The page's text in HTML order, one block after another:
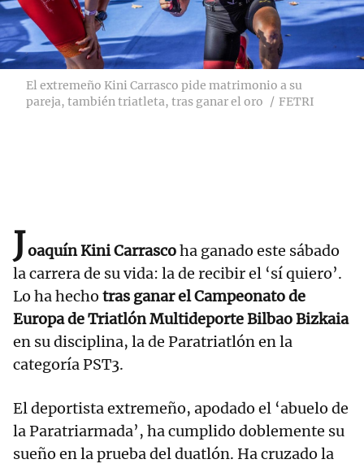
El extremeño Kini Carrasco pide matrimonio a su
pareja, también triatleta, tras ganar el oro
FETRI
Joaquín Kini Carrascoha ganado este sábado
la carrera de su vida: la de recibir el ‘sí quiero’.
Lo ha hecho tras ganarel Campeonato de
Europa de Triatlón Multideporte Bilbao Bizkaia
en su disciplina, la de Paratriatlón en la
categoría PST3.
El deportista extremeño, apodado el ‘abuelo de
la Paratriarmada’, ha cumplido doblemente su
sueño en la prueba del duatlón. Ha cruzado la